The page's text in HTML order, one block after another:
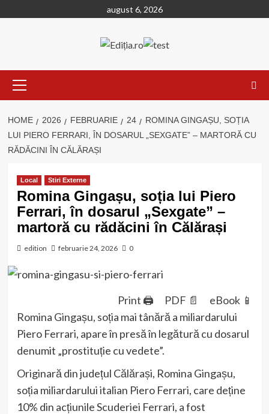
to
august 6, 2026
Menu
HOME 2026 FEBRUARIE 24
ROMINA GINGAȘU, SOȚIA
LUI PIERO FERRARI, ÎN DOSARUL „SEXGATE” – MARTORĂ CU
RĂDĂCINI ÎN CĂLĂRAȘI
Local Stiri Externe
Romina Gingașu, soția lui Piero
Ferrari, în dosarul „Sexgate” –
martoră cu rădăcini în Călărași
edition februarie 24, 2026 0
Print 🖨 PDF 📄
eBook 📱
Romina Gingașu, soția mai tânără a miliardarului
Piero Ferrari, apare în presă în legătură cu dosarul
denumit „prostituție cu vedete”.
Originară din județul Călărași, Romina Gingașu,
soția miliardarului italian Piero Ferrari, care deține
10% din acțiunile Scuderiei Ferrari, a fost